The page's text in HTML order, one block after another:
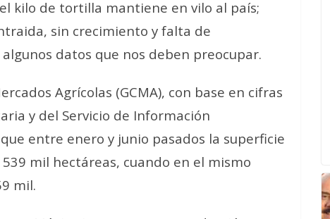
kilo de tortilla mantiene en vilo al país;
sin crecimiento y falta de
datos que nos deben preocupar.
Agrícolas (GCMA), con base en cifras
y del Servicio de Información
entre enero y junio pasados la superficie
mil hectáreas, cuando en el mismo
mil.